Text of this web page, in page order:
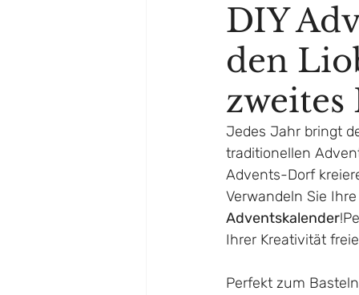
DIY
den
zweites
Jedes Jahr bringt
traditionellen
Advents-Dorf
Verwandeln Sie Ihre
Adventskalender
Ihrer Kreativität
Perfekt zum